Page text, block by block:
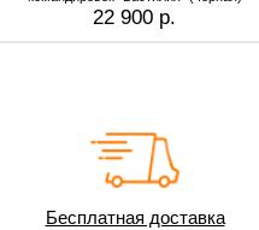
22 900 р.
Бесплатная доставка